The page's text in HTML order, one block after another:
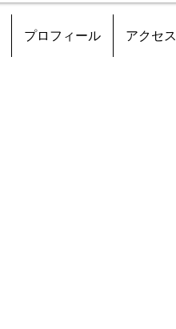
プロフィール アクセス